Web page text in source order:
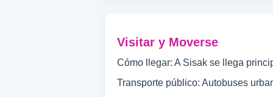
Visitar y Moverse
Cómo llegar: A Sisak se llega
Transporte público: Autobuses